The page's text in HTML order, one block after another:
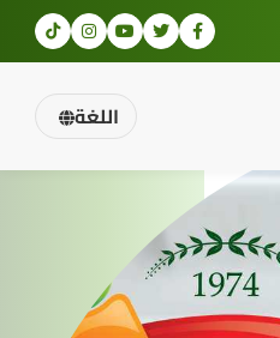
اللغة